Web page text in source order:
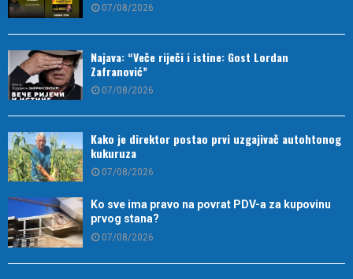
07/08/2026
Najava: “Veče riječi i istine: Gost Lordan
Zafranović”
07/08/2026
Kako je direktor postao prvi uzgajivač autohtonog
kukuruza
07/08/2026
Ko sve ima pravo na povrat PDV-a za kupovinu
prvog stana?
07/08/2026